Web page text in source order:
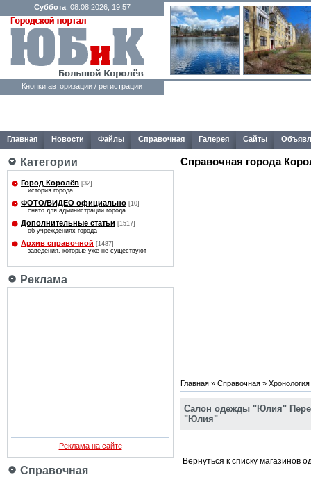
Суббота, 08.08.2026, 19:57
Кнопки авторизации / регистрации
Главная Новости Файлы Справочная Галерея Сайты
Категории
Город Королёв [32]
история города
ФОТО/ВИДЕО официально [10]
снято для администрации города
Дополнительные статьи [1517]
об учреждениях города
Архив справочной [1487]
заведения, которые уже не существуют
Реклама
Реклама на сайте
Справочная
Справочная города
Главная » Справочная »
Салон одежды "Юлия"
"Юлия"
Вернуться к списку магазинов